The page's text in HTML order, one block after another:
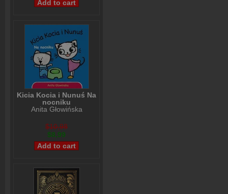
Kicia Kocia i Nunuś Na
nocniku
Anita Głowińska
$10,98
$8,99